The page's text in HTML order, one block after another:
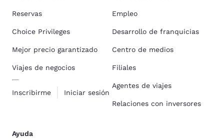
Reservas
Choice Privileges
Mejor precio garantizado
Viajes de negocios
Inscribirme Iniciar sesión
Empleo
Desarrollo de franquicias
Centro de medios
Filiales
Agentes de viajes
Relaciones con inversores
Ayuda